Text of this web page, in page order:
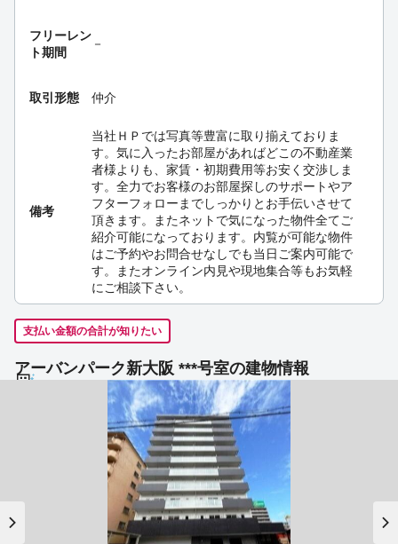
フリーレン
ト期間
－
取引形態 仲介
備考
当社ＨＰでは写真等豊富に取り揃えておりま
す。気に入ったお部屋があればどこの不動産業
者様よりも、家賃・初期費用等お安く交渉しま
す。全力でお客様のお部屋探しのサポートやア
フターフォローまでしっかりとお手伝いさせて
頂きます。またネットで気になった物件全てご
紹介可能になっております。内覧が可能な物件
はご予約やお問合せなしでも当日ご案内可能で
す。またオンライン内見や現地集合等もお気軽
にご相談下さい。
支払い金額の合計が知りたい
アーバンパーク新大阪 ***号室の建物情報